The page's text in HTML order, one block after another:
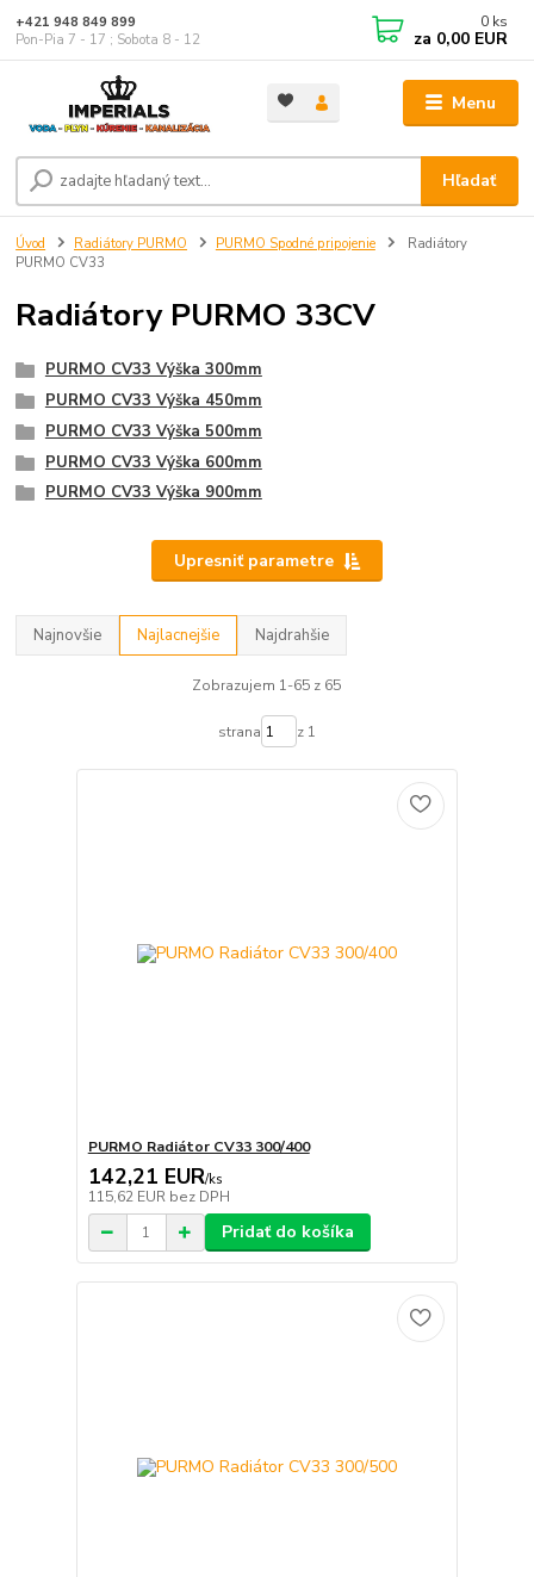
Menu
Hľadať
+421 948 849 899
Pon-Pia 7 - 17 ; Sobota 8 - 12
0 ks
za 0,00 EUR
Úvod Radiátory PURMO PURMO Spodné pripojenie
Radiátory
PURMO CV33
Radiátory PURMO 33CV
PURMO CV33 Výška 300mm
PURMO CV33 Výška 450mm
PURMO CV33 Výška 500mm
PURMO CV33 Výška 600mm
PURMO CV33 Výška 900mm
Upresniť parametre
Najnovšie Najlacnejšie Najdrahšie
Zobrazujem 1-65 z 65
strana z 1
PURMO Radiátor CV33 300/400
142,21 EUR/ks
115,62 EUR bez DPH
Pridať do košíka